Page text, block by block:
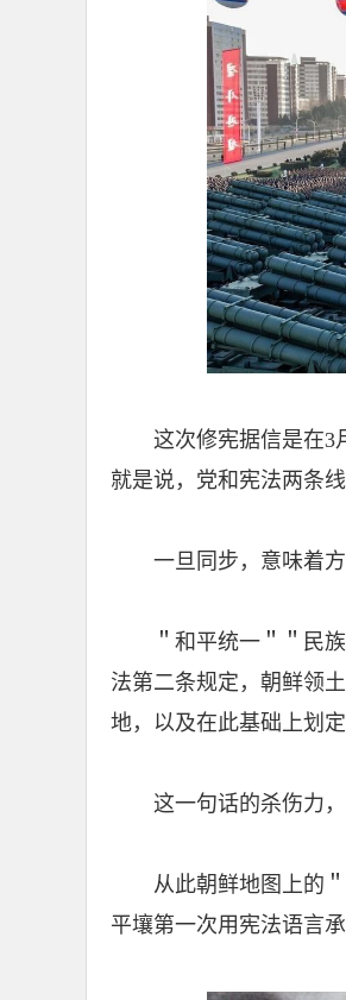
这次修宪据信是在3
就是说，党和宪法两条
一旦同步，意味着
＂和平统一＂＂民
法第二条规定，朝鲜领
地，以及在此基础上划定
这一句话的杀伤力
从此朝鲜地图上的
平壤第一次用宪法语言